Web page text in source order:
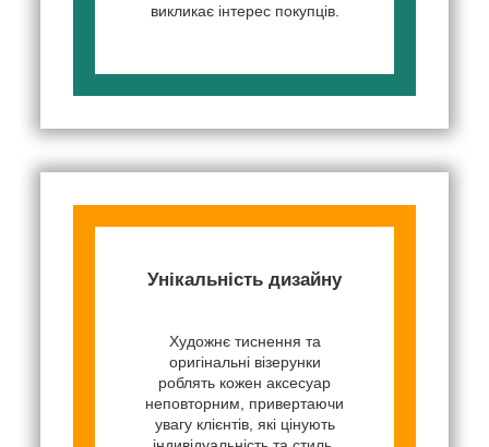
викликає інтерес покупців.
Унікальність дизайну
Художнє тиснення та
оригінальні візерунки
роблять кожен аксесуар
неповторним, привертаючи
увагу клієнтів, які цінують